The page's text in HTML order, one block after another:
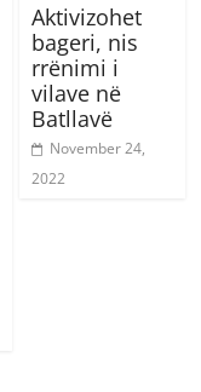
Aktivizohet
bageri, nis
rrënimi i
vilave në
Batllavë
November 24,
2022